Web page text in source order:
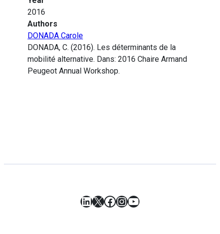
2016
Authors
DONADA Carole
DONADA, C. (2016). Les déterminants de la
mobilité alternative. Dans: 2016 Chaire Armand
Peugeot Annual Workshop.
LinkedIn
X Facebook
Instagram
YouTube